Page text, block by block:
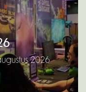
2026